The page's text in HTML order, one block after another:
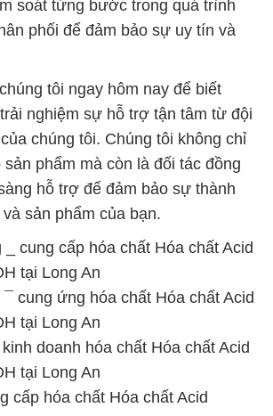
soát từng bước trong quá trình
phối để đảm bảo sự uy tín và
tôi ngay hôm nay để biết
nghiệm sự hỗ trợ tận tâm từ đội
chúng tôi. Chúng tôi không chỉ
sản phẩm mà còn là đối tác đồng
hỗ trợ để đảm bảo sự thành
sản phẩm của bạn.
_ cung cấp hóa chất Hóa chất Acid
tại Long An
cung ứng hóa chất Hóa chất Acid
tại Long An
doanh hóa chất Hóa chất Acid
tại Long An
cấp hóa chất Hóa chất Acid